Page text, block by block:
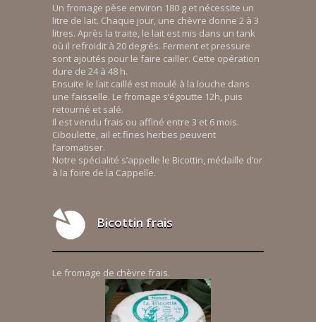
Un fromage pèse environ 180 g et nécessite un
litre de lait. Chaque jour, une chèvre donne 2 à 3
litres. Après la traite, le lait est mis dans un tank
où il refroidit à 20 degrés. Ferment et pressure
sont ajoutés pour le faire cailler. Cette opération
dure de 24 à 48 h.
Ensuite le lait caillé est moulé à la louche dans
une faisselle. Le fromage s’égoutte 12h, puis
retourné et salé.
Il est vendu frais ou affiné entre 3 et 6 mois.
Ciboulette, ail et fines herbes peuvent
l’aromatiser.
Notre spécialité s’appelle le Bicottin, médaille d’or
à la foire de la Cappelle.
Bicottin frais
Le fromage de chèvre frais.